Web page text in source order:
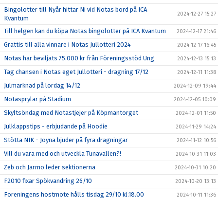
Bingolotter till Nyår hittar Ni vid Notas bord på ICA
Kvantum
2024-12-27 15:27
Till helgen kan du köpa Notas bingolotter på ICA Kvantum 2024-12-17 21:46
Grattis till alla vinnare i Notas Jullotteri 2024 2024-12-17 16:45
Notas har beviljats 75.000 kr från Föreningsstöd Ung 2024-12-13 15:13
Tag chansen i Notas eget Jullotteri - dragning 17/12 2024-12-11 11:38
Julmarknad på lördag 14/12 2024-12-09 19:44
Notasprylar på Stadium 2024-12-05 10:09
Skyltsöndag med Notastjejer på Köpmantorget 2024-12-01 11:50
Julklappstips - erbjudande på Hoodie 2024-11-29 14:24
Stötta NIK - Joyna bjuder på fyra dragningar 2024-11-12 10:56
Vill du vara med och utveckla Tunavallen?! 2024-10-31 11:03
Zeb och Jarmo leder sektionerna 2024-10-31 10:20
F2010 fixar Spökvandring 26/10 2024-10-20 13:13
Föreningens höstmöte hålls tisdag 29/10 kl.18.00 2024-10-11 11:36